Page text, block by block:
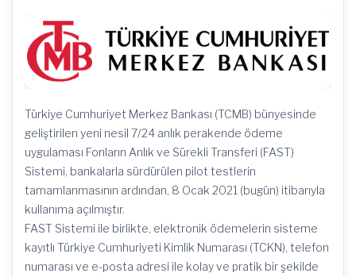
Türkiye Cumhuriyet Merkez Bankası (TCMB) bünyesinde
geliştirilen yeni nesil 7/24 anlık perakende ödeme
uygulaması Fonların Anlık ve Sürekli Transferi (FAST)
Sistemi, bankalarla sürdürülen pilot testlerin
tamamlanmasının ardından, 8 Ocak 2021 (bugün) itibarıyla
kullanıma açılmıştır.
FAST Sistemi ile birlikte, elektronik ödemelerin sisteme
kayıtlı Türkiye Cumhuriyeti Kimlik Numarası (TCKN), telefon
numarası ve e-posta adresi ile kolay ve pratik bir şekilde